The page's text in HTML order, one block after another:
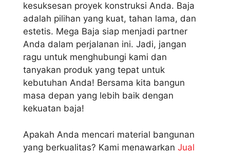
kesuksesan proyek konstruksi Anda. Baja
adalah pilihan yang kuat, tahan lama, dan
estetis. Mega Baja siap menjadi partner
Anda dalam perjalanan ini. Jadi, jangan
ragu untuk menghubungi kami dan
tanyakan produk yang tepat untuk
kebutuhan Anda! Bersama kita bangun
masa depan yang lebih baik dengan
kekuatan baja!
Apakah Anda mencari material bangunan
yang berkualitas? Kami menawarkan Jual